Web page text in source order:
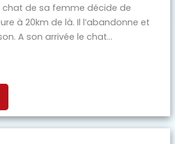
chat de sa femme décide de
à 20km de là. Il l’abandonne et
A son arrivée le chat...